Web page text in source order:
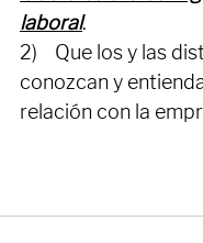
laborales o la
laboral.
2)    Que los y las
conozcan y